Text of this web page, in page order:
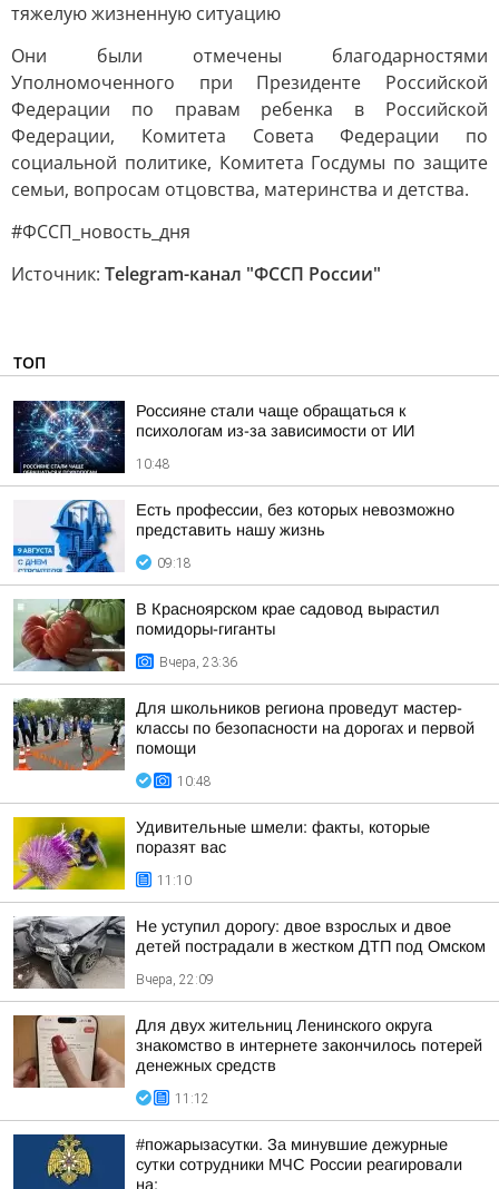
тяжелую жизненную ситуацию
Они были отмечены благодарностями
Уполномоченного при Президенте Российской
Федерации по правам ребенка в Российской
Федерации, Комитета Совета Федерации по
социальной политике, Комитета Госдумы по защите
семьи, вопросам отцовства, материнства и детства.
#ФССП_новость_дня
Источник: Telegram-канал "ФССП России"
ТОП
Россияне стали чаще обращаться к
психологам из-за зависимости от ИИ
10:48
Есть профессии, без которых невозможно
представить нашу жизнь
09:18
В Красноярском крае садовод вырастил
помидоры-гиганты
Вчера, 23:36
Для школьников региона проведут мастер-
классы по безопасности на дорогах и первой
помощи
10:48
Удивительные шмели: факты, которые
поразят вас
11:10
Не уступил дорогу: двое взрослых и двое
детей пострадали в жестком ДТП под Омском
Вчера, 22:09
Для двух жительниц Ленинского округа
знакомство в интернете закончилось потерей
денежных средств
11:12
#пожарызасутки. За минувшие дежурные
сутки сотрудники МЧС России реагировали
на: